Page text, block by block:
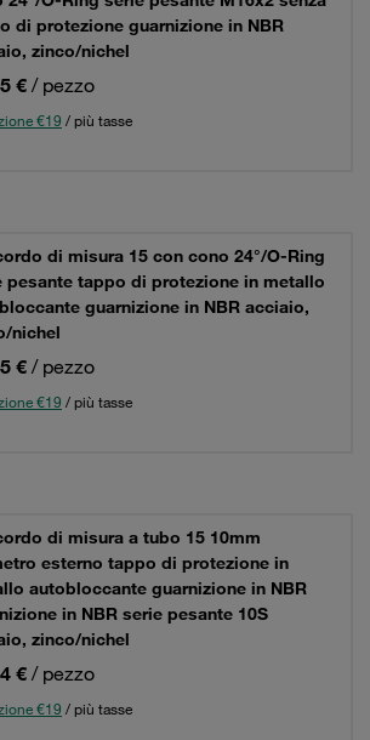
di protezione guarnizione in NBR
zinco/nichel
€ / pezzo
€19 / più tasse
di misura 15 con cono 24°/O-Ring
pesante tappo di protezione in metallo
guarnizione in NBR acciaio,
nichel
€ / pezzo
€19 / più tasse
di misura a tubo 15 10mm
esterno tappo di protezione in
autobloccante guarnizione in NBR
in NBR serie pesante 10S
zinco/nichel
€ / pezzo
€19 / più tasse